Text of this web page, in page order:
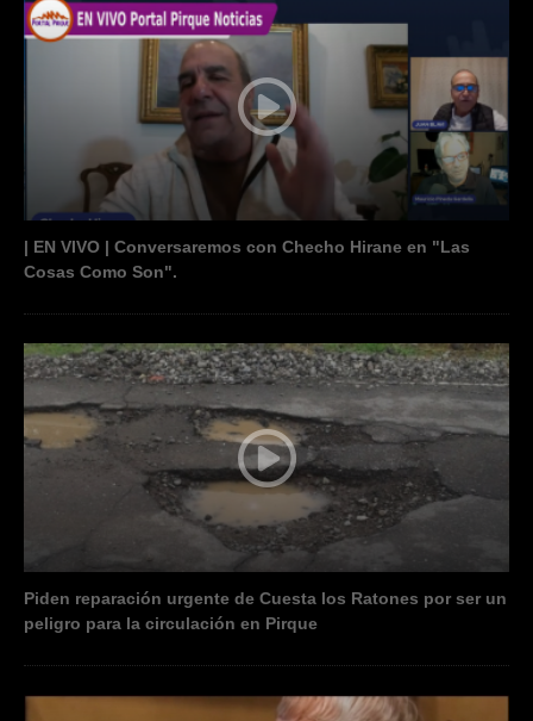
| EN VIVO | Conversaremos con Checho Hirane en "Las
Cosas Como Son".
Piden reparación urgente de Cuesta los Ratones por ser un
peligro para la circulación en Pirque